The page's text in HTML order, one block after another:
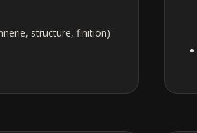
structure, finition)